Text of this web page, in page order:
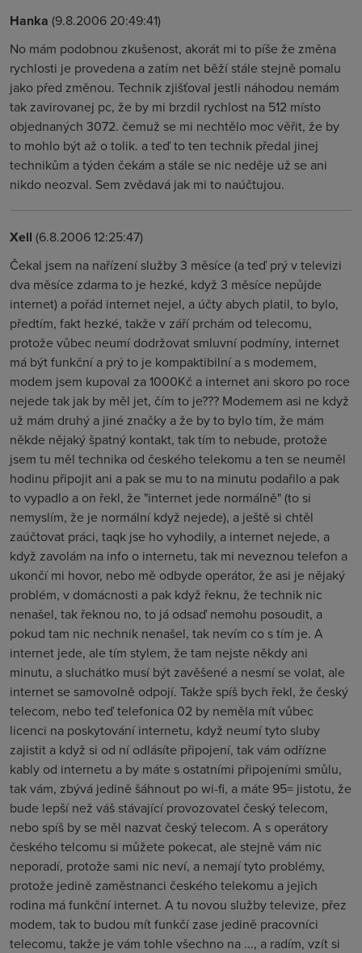
Hanka (9.8.2006 20:49:41)
No mám podobnou zkušenost, akorát mi to píše že změna
rychlosti je provedena a zatím net běží stále stejně pomalu
jako před změnou. Technik zjišťoval jestli náhodou nemám
tak zavirovanej pc, že by mi brzdil rychlost na 512 místo
objednaných 3072. čemuž se mi nechtělo moc věřit, že by
to mohlo být až o tolik. a teď to ten technik předal jinej
technikům a týden čekám a stále se nic neděje už se ani
nikdo neozval. Sem zvědavá jak mi to naúčtujou.
Xell (6.8.2006 12:25:47)
Čekal jsem na nařízení služby 3 měsíce (a teď prý v televizi
dva měsíce zdarma to je hezké, když 3 měsíce nepůjde
internet) a pořád internet nejel, a účty abych platil, to bylo,
předtím, fakt hezké, takže v září prchám od telecomu,
protože vůbec neumí dodržovat smluvní podmíny, internet
má být funkční a prý to je kompaktibilní a s modemem,
modem jsem kupoval za 1000Kč a internet ani skoro po roce
nejede tak jak by měl jet, čím to je??? Modemem asi ne když
už mám druhý a jiné značky a že by to bylo tím, že mám
někde nějaký špatný kontakt, tak tím to nebude, protože
jsem tu měl technika od českého telekomu a ten se neuměl
hodinu připojit ani a pak se mu to na minutu podařilo a pak
to vypadlo a on řekl, že "internet jede normálně" (to si
nemyslím, že je normální když nejede), a ještě si chtěl
zaúčtovat práci, taqk jse ho vyhodily, a internet nejede, a
když zavolám na info o internetu, tak mi neveznou telefon a
ukončí mi hovor, nebo mě odbyde operátor, že asi je nějaký
problém, v domácnosti a pak když řeknu, že technik nic
nenašel, tak řeknou no, to já odsaď nemohu posoudit, a
pokud tam nic nechnik nenašel, tak nevím co s tím je. A
internet jede, ale tím stylem, že tam nejste někdy ani
minutu, a sluchátko musí být zavěšené a nesmí se volat, ale
internet se samovolně odpojí. Takže spíš bych řekl, že český
telecom, nebo teď telefonica 02 by neměla mít vůbec
licenci na poskytování internetu, když neumí tyto sluby
zajistit a když si od ní odlásíte připojení, tak vám odřízne
kably od internetu a by máte s ostatními připojeními smůlu,
tak vám, zbývá jedině šáhnout po wi-fi, a máte 95= jistotu, že
bude lepší než váš stávající provozovatel český telecom,
nebo spíš by se měl nazvat český telecom. A s operátory
českého telcomu si můžete pokecat, ale stejně vám nic
neporadí, protože sami nic neví, a nemají tyto problémy,
protože jedině zaměstnanci českého telekomu a jejich
rodina má funkční internet. A tu novou služby televize, přez
modem, tak to budou mít funkčí zase jedině pracovníci
telecomu, takže je vám tohle všechno na ..., a radím, vzít si